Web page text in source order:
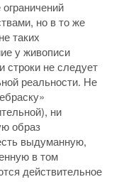
но в то же
таких
у живописи
строки не следует
реальности. Не
ни
образ
выдуманную,
в том
действительное